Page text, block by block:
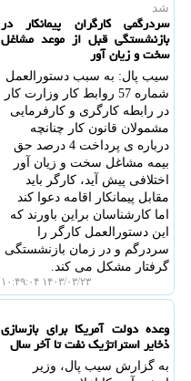
شد
سردرگمی کارگران پیمانکار در
بازنشستگی قبل از موعد مشاغل
سخت و زیان آور
سیب پال: به سبب دستورالعمل
شماره 57 روابط کار وزارت کار
در رابطه کارگری و کارفرمایی
مشمولان قانون کار چنانچه
درباره ی پرداخت 4 درصد حق
بیمه مشاغل سخت و زیان آور
اختلافی پیش آید، کارگر باید
مقابل پیمانکار اقامه دعوا کند
اما کارشناسان براین باورند که
این دستورالعمل کارگر را
سردرگم و در زمان بازنشستگی
گرفتار مشکل می کند.
۱۴۰۳/۰۳/۲۳ ۱۰:۴۹:۰۴
وعده دولت آمریکا برای بازسازی
ذخایر استراتژیک نفت تا آخر سال
به گزارش سیب پال، وزیر